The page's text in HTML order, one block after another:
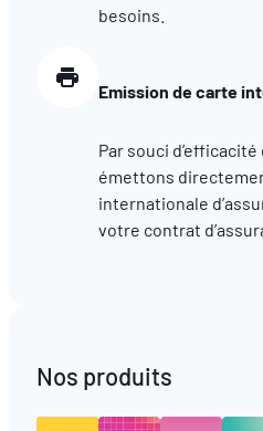
besoins.
Emission de carte
Par souci
émettons
internationale
votre contrat
Nos produits